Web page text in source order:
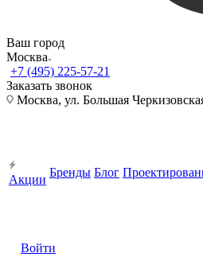
Ваш город
Москва
+7 (495) 225-57-21
Заказать звонок
Москва, ул. Большая
Акции
Бренды Блог
Войти